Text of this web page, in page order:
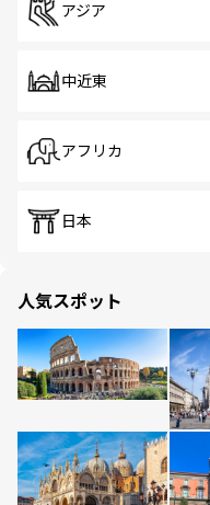
アジア
中近東
アフリカ
日本
人気スポット